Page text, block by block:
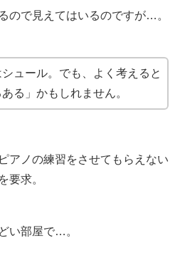
ので見えてはいるのですが…。
ュール。でも、よく考えると
ある」かもしれません。
アノの練習をさせてもらえない
要求。
い部屋で…。